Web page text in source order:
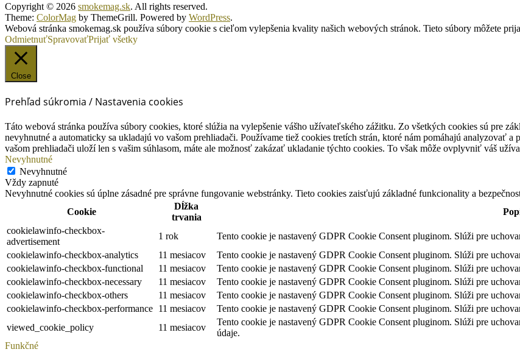
Copyright © 2026 smokemag.sk. All rights reserved.
Theme: ColorMag by ThemeGrill. Powered by WordPress.
Webová stránka smokemag.sk používa súbory cookie s cieľom vylepšenia kvality našich webových stránok. Tieto súbory môžete
OdmietnuťSpravovaťPrijať všetky
Close
Prehľad súkromia / Nastavenia cookies
Táto webová stránka používa súbory cookies, ktoré slúžia na vylepšenie vášho užívateľského zážitku. Zo všetkých cookies sú pre
nevyhnutné a automaticky sa ukladajú vo vašom prehliadači. Používame tiež cookies tretích strán, ktoré nám pomáhajú analyzovať
vašom prehliadači uloží len s vašim súhlasom, máte ale možnosť zakázať ukladanie týchto cookies. To však môže ovplyvniť váš
Nevyhnutné
Nevyhnutné
Vždy zapnuté
Nevyhnutné cookies sú úplne zásadné pre správne fungovanie webstránky. Tieto cookies zaisťujú základné funkcionality a
Cookie
Dĺžka
trvania
cookielawinfo-checkbox-
advertisement
1 rok
Tento cookie je nastavený GDPR Cookie Consent pluginom. Slúži pre
cookielawinfo-checkbox-analytics
11 mesiacov
Tento cookie je nastavený GDPR Cookie Consent pluginom. Slúži pre
cookielawinfo-checkbox-functional
11 mesiacov
Tento cookie je nastavený GDPR Cookie Consent pluginom. Slúži pre
cookielawinfo-checkbox-necessary
11 mesiacov
Tento cookie je nastavený GDPR Cookie Consent pluginom. Slúži pre
cookielawinfo-checkbox-others
11 mesiacov
Tento cookie je nastavený GDPR Cookie Consent pluginom. Slúži pre
cookielawinfo-checkbox-performance 11 mesiacov
Tento cookie je nastavený GDPR Cookie Consent pluginom. Slúži pre
viewed_cookie_policy
11 mesiacov
Tento cookie je nastavený GDPR Cookie Consent pluginom. Slúži pre
údaje.
Funkčné